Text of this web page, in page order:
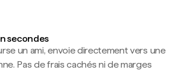
secondes
un ami, envoie directement vers une
Pas de frais cachés ni de marges